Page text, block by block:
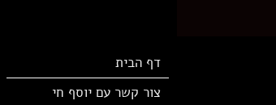
דף הבית
צור קשר עם יוסף חי